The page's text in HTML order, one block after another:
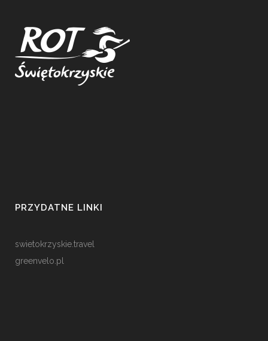
PRZYDATNE LINKI
swietokrzyskie.travel
greenvelo.pl